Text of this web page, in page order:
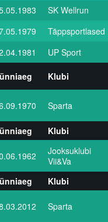
SK Wellrun
Täppsportlased
UP Sport
Klubi
Sparta
Klubi
Jooksuklubi
Vii&Va
Klubi
Sparta